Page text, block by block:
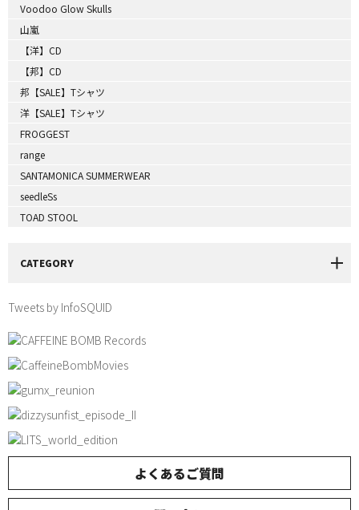
Voodoo Glow Skulls
山嵐
【洋】CD
【邦】CD
邦【SALE】Tシャツ
洋【SALE】Tシャツ
FROGGEST
range
SANTAMONICA SUMMERWEAR
seedleSs
TOAD STOOL
CATEGORY
Tweets by InfoSQUID
よくあるご質問